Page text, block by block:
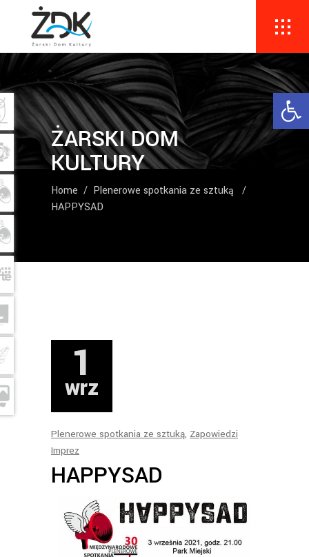
ŻARSKI DOM
KULTURY
Home / Plenerowe spotkania ze sztuką
/
HAPPYSAD
1
wrz
Plenerowe spotkania ze sztuką, Zapowiedzi
Imprez
HAPPYSAD